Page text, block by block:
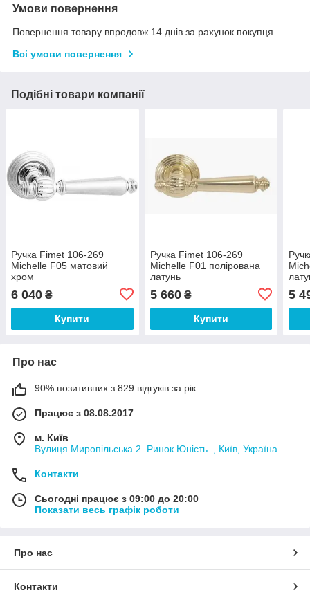
Умови повернення
Повернення товару впродовж 14 днів за рахунок покупця
Всі умови повернення
Подібні товари компанії
Ручка Fimet 106-269
Michelle F05 матовий
хром
6 040 ₴
Купити
Ручка Fimet 106-269
Michelle F01 полірована
латунь
5 660₴
Купити
5
Про нас
90% позитивних з 829 відгуків за рік
Працює з 08.08.2017
м. Київ
Вулиця Миропільська 2. Ринок Юність ., Київ, Україна
Контакти
Сьогодні працює з 09:00 до 20:00
Показати весь графік роботи
Про нас
Контакти